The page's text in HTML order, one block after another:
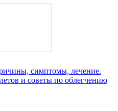
симптомы, лечение.
и советы по облегчению